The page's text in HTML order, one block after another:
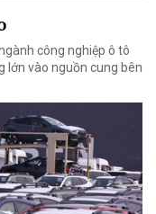
công nghiệp ô tô
lớn vào nguồn cung bên